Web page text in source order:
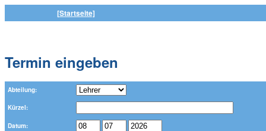
[Startseite]
Termin eingeben
Abteilung:
Kürzel:
Datum: